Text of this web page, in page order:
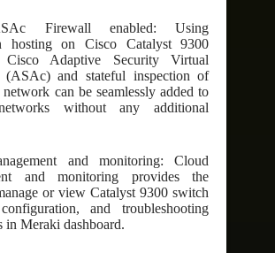
Firewall enabled: Using
hosting on Cisco Catalyst 9300
Cisco Adaptive Security Virtual
(ASAc) and stateful inspection of
can be seamlessly added to
without any additional
and monitoring: Cloud
and monitoring provides the
or view Catalyst 9300 switch
and troubleshooting
in Meraki dashboard.